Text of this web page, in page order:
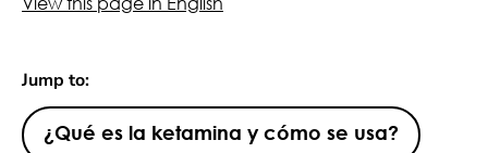
Jump to:
¿Qué es la ketamina y cómo se usa?